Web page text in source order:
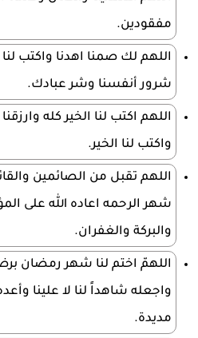
مفقودين.
اللهم لك صمنا اهدنا واكتب لنا
شرور أنفسنا وشر عبادك.
اللهم اكتب لنا الخير كله
واكتب لنا الخير.
اللهم تقبل من الصائمين
شهر الرحمه اعاده الله على
والبركة والغفران.
اللهمّ اختم لنا شهر رمضان
واجعله شاهداً لنا لا علينا
مديدة.